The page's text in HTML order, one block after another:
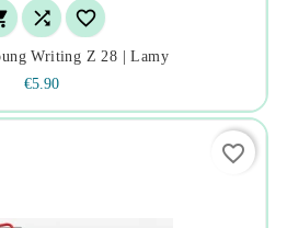
 
Writing Z 28 | Lamy
€5.90
favorite_border